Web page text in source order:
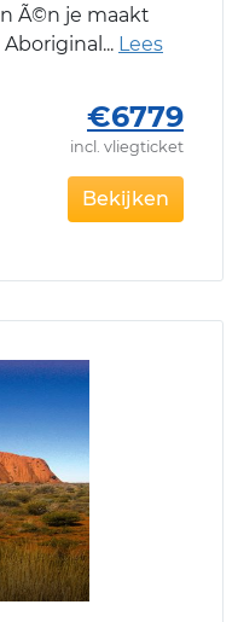
Ã©n je maakt
€6779
incl. vliegticket
Bekijken